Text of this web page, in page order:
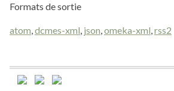
Formats de sortie
atom,dcmes-xml, json,omeka-xml,rss2